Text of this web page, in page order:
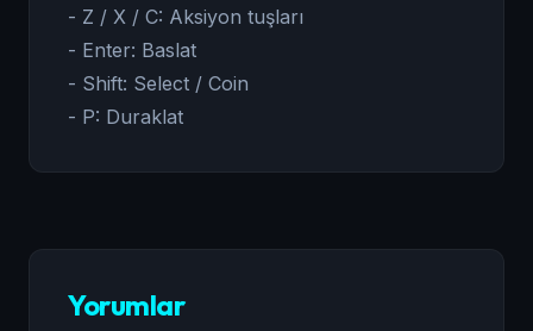
- Z / X / C: Aksiyon tuşları
- Enter: Baslat
- Shift: Select / Coin
- P: Duraklat
Yorumlar